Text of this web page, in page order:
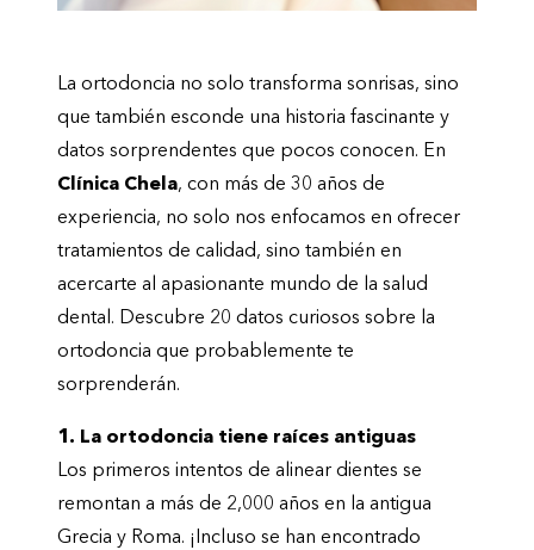
La ortodoncia no solo transforma sonrisas, sino
que también esconde una historia fascinante y
datos sorprendentes que pocos conocen. En
Clínica Chela, con más de 30 años de
experiencia, no solo nos enfocamos en ofrecer
tratamientos de calidad, sino también en
acercarte al apasionante mundo de la salud
dental. Descubre 20 datos curiosos sobre la
ortodoncia que probablemente te
sorprenderán.
1. La ortodoncia tiene raíces antiguas
Los primeros intentos de alinear dientes se
remontan a más de 2,000 años en la antigua
Grecia y Roma. ¡Incluso se han encontrado